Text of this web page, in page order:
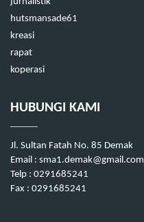
hutsmansade61
kreasi
rapat
koperasi
HUBUNGI KAMI
Jl. Sultan Fatah No. 85 Demak
Email : sma1.demak@gmail.com
Telp : 0291685241
Fax : 0291685241